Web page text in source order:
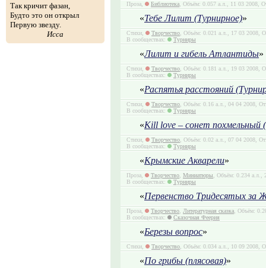
Так кричит фазан,
Будто это он открыл
Первую звезду.
Исса
Проза, Библиотека, Объём: 0.057 а.л., 11 03 2008,
«Тебе Лилит (Турнирное)»
Стихи, Творчество, Объём: 0.021 а.л., 17 03 2008,
В сообществах:
Турниры
«Лилит и гибель Атлантиды»
Стихи, Творчество, Объём: 0.181 а.л., 19 03 2008,
В сообществах:
Турниры
«Распятья расстояний
Стихи, Творчество, Объём: 0.16 а.л., 04 04 2008,
В сообществах:
Турниры
«Kill love – сонет похмельный
Стихи, Творчество, Объём: 0.02 а.л., 07 04 2008,
В сообществах:
Турниры
«Крымские Акварели»
Проза, Творчество, Миниатюры, Объём: 0.234 а.л.,
В сообществах:
Турниры
«Первенство Тридесятых за
Проза, Творчество, Литературная сказка, Объём:
В сообществах:
Сказочная Феерия
«Березы вопрос»
Стихи, Творчество, Объём: 0.034 а.л., 10 09 2008,
«По грибы (плясовая)»